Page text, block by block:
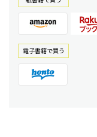
電⼦書籍で買う